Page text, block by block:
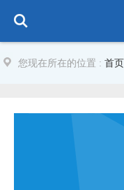
您现在所在的位置 : 首页